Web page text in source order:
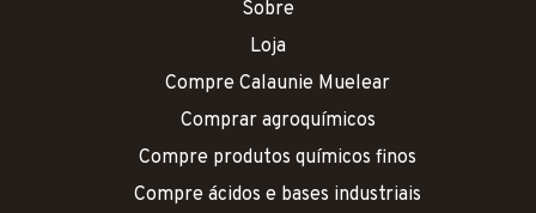
Sobre
Loja
Compre Calaunie Muelear
Comprar agroquímicos
Compre produtos químicos finos
Compre ácidos e bases industriais